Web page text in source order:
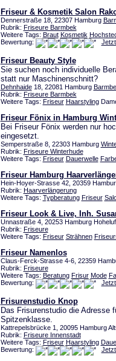
Friseur & Kosmetik Salon
Dennerstraße 18, 22307 Hamburg
Rubrik: Friseure Barmbek
Weitere Tags: Braut Kosmetik
Bewertung:
Friseur Beauty Style
Sie suchen noch individuelle
statt nur Maschinenschnitt?
Dehnhaide18, 22081 Hamburg
Rubrik: Friseure Barmbek
Weitere Tags: Friseur Haarstyling
Friseur Fönix in Hamburg
Bei Friseur Fönix werden nur
eingesetzt.
Semperstraße 8, 22303 Hamburg
Rubrik: Friseure Winterhude
Weitere Tags: Friseur Dauerwelle
Friseur Hamburg
Hein-Hoyer-Strasse 42, 20359
Rubrik: Haarverlängerung
Weitere Tags: Typberatung Friseur
Friseur Look & Live, Inh.
Unnastraße 4, 20253 Hamburg
Rubrik: Friseure
Weitere Tags: Friseur Strähnen
Friseur Namenlos
Claus-Ferck-Strasse 4-6, 22359
Rubrik: Friseure
Weitere Tags: Beratung Frisur Mode
Bewertung:
Frisurenstudio Knop
Das Frisurenstudio die Adresse
Spitzenklasse.
Kattrepelsbrücke 1, 20095 Hamburg
Rubrik: Friseure Innenstadt
Weitere Tags: Friseur Haarstyling
Bewertung: